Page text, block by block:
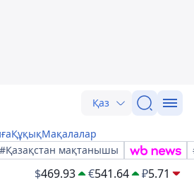
Қаз
ҚұқықМақалалар
#Қазақстан мақтанышы
$469.93 €541.64 ₽5.71